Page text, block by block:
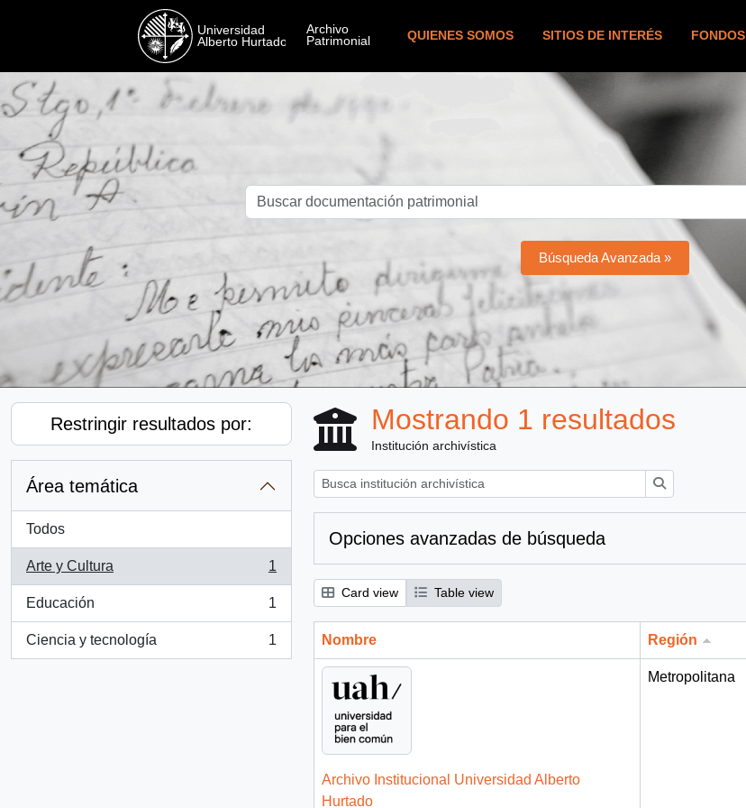
QUIENES SOMOS SITIOS DE INTERÉS FONDOS
Búsqueda Avanzada »
Restringir resultados por:
Área temática
Todos
Arte y Cultura
, 1 resultados
1
Educación
, 1 resultados
1
Ciencia y tecnología
, 1 resultados
1
Mostrando 1 resultados
Institución archivística
Opciones avanzadas de búsqueda
Card view Table view
Nombre Región
Archivo Institucional Universidad Alberto
Hurtado
Metropolitana